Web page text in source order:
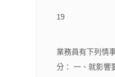
19
業務員有下列情
分： 一、就影響